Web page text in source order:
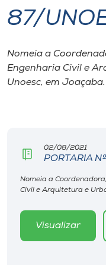
I.nova
Diplomados
Rádio
87/
Nomeia a
Engenharia Civil e
Unoesc, em Joaçaba.
02/08/2021
PORTARIA
Nomeia a
Civil e Arquitetura e
Visualizar